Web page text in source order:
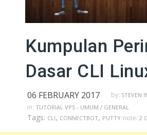
Kumpulan
Dasar CLI
06 FEBRUARY 2017 by: STEVEN
in: TUTORIAL VPS - UMUM / GENERAL
Tags: CLI, CONNECTBOT, PUTTY note: 2